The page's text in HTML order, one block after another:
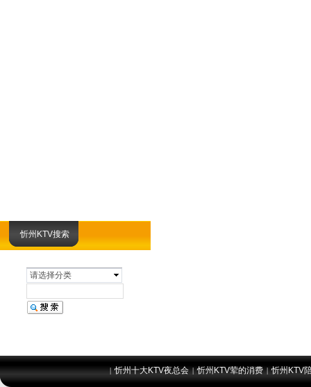
忻州KTV搜索
请选择分类
|忻州十大KTV夜总会 |忻州KTV荤的消费 |忻州KTV